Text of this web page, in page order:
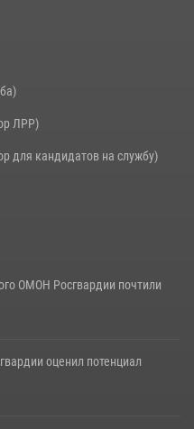
ЛРР)
для кандидатов на службу)
ОМОН Росгвардии почтили
оценил потенциал